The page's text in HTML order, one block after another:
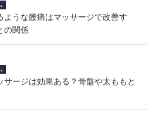
ような腰痛はマッサージで改善す
の関係
サージは効果ある？骨盤や太ももと